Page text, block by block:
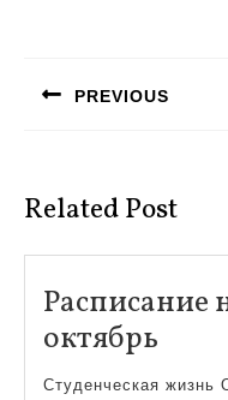
записям
PREVIOUS
Related Post
Расписание
октябрь
на
Студенческая жизнь